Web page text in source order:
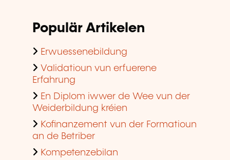
Populär Artikelen
Erwuessenebildung
Validatioun vun erfuerene
Erfahrung
En Diplom iwwer de Wee vun der
Weiderbildung kréien
Kofinanzement vun der Formatioun
an de Betriber
Kompetenzebilan